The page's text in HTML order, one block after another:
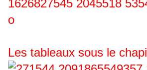
Les tableaux sous le